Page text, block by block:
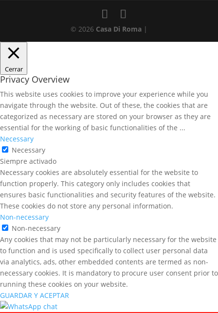
© 2026 Casa Di Roma|
Cerrar
Privacy Overview
This website uses cookies to improve your experience while you
navigate through the website. Out of these, the cookies that are
categorized as necessary are stored on your browser as they are
essential for the working of basic functionalities of the ...
Necessary
Necessary
Siempre activado
Necessary cookies are absolutely essential for the website to
function properly. This category only includes cookies that
ensures basic functionalities and security features of the website.
These cookies do not store any personal information.
Non-necessary
Non-necessary
Any cookies that may not be particularly necessary for the website
to function and is used specifically to collect user personal data
via analytics, ads, other embedded contents are termed as non-
necessary cookies. It is mandatory to procure user consent prior to
running these cookies on your website.
GUARDAR Y ACEPTAR